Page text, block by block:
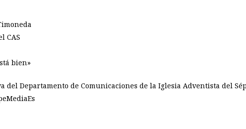
CAS
bien»
Departamento de Comunicaciones de la Iglesia Adventista del